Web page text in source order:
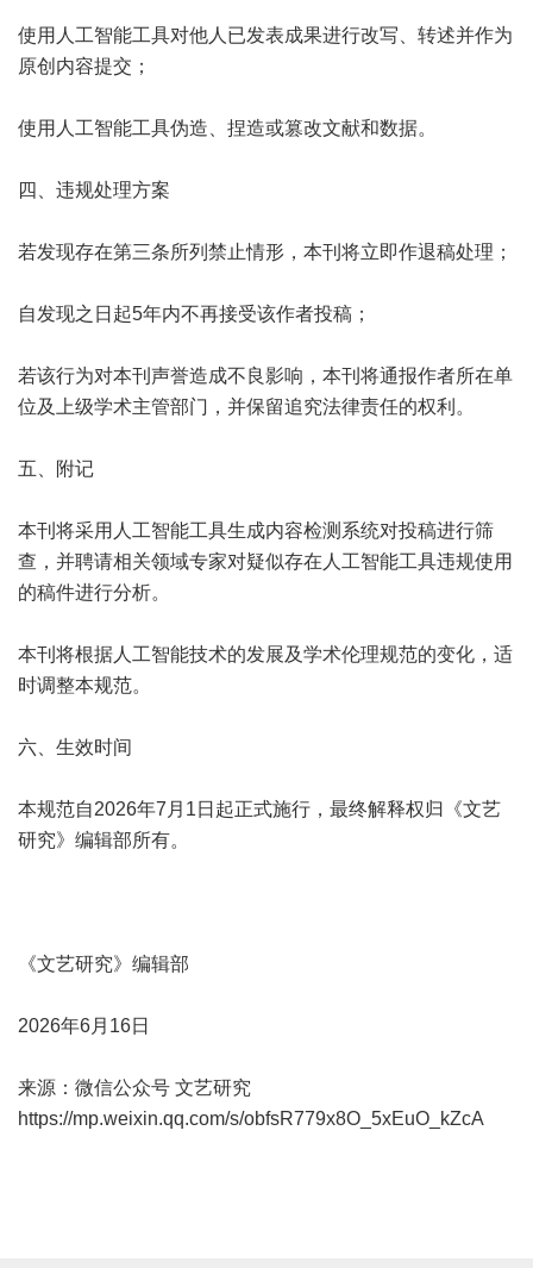
使用人工智能工具对他人已发表成果进行改写、转述并作为
原创内容提交；
使用人工智能工具伪造、捏造或篡改文献和数据。
四、违规处理方案
若发现存在第三条所列禁止情形，本刊将立即作退稿处理；
自发现之日起5年内不再接受该作者投稿；
若该行为对本刊声誉造成不良影响，本刊将通报作者所在单
位及上级学术主管部门，并保留追究法律责任的权利。
五、附记
本刊将采用人工智能工具生成内容检测系统对投稿进行筛
查，并聘请相关领域专家对疑似存在人工智能工具违规使用
的稿件进行分析。
本刊将根据人工智能技术的发展及学术伦理规范的变化，适
时调整本规范。
六、生效时间
本规范自2026年7月1日起正式施行，最终解释权归《文艺
研究》编辑部所有。
《文艺研究》编辑部
2026年6月16日
来源：微信公众号 文艺研究
https://mp.weixin.qq.com/s/obfsR779x8O_5xEuO_kZcA